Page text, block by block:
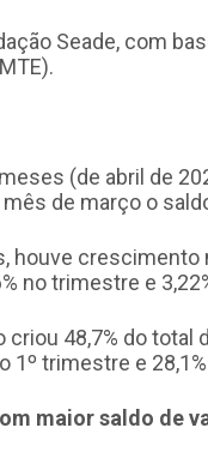
Seade, com
(de abril de
de março o
houve crescimento
no trimestre e
criou 48,7% do
1º trimestre e
maior saldo de